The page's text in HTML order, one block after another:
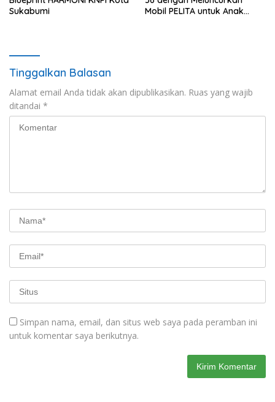
Sukabumi
Mobil PELITA untuk Anak
Tinggalkan Balasan
Alamat email Anda tidak akan dipublikasikan. Ruas yang wajib
ditandai *
Simpan nama, email, dan situs web saya pada peramban ini
untuk komentar saya berikutnya.